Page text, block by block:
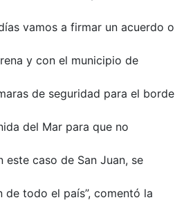
vamos a firmar un acuerdo o
y con el municipio de
de seguridad para el borde
del Mar para que no
caso de San Juan, se
de todo el país”, comentó la